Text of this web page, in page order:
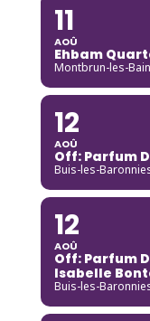
11
AOÛ
Ehbam
Montbrun-les-
12
AOÛ
Off: Parfum
Buis-les-
12
AOÛ
Off: Parfum
Isabelle
Buis-les-